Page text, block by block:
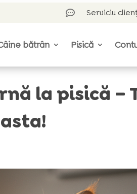
 Serviciu
bătrân Pisică
la pisică –